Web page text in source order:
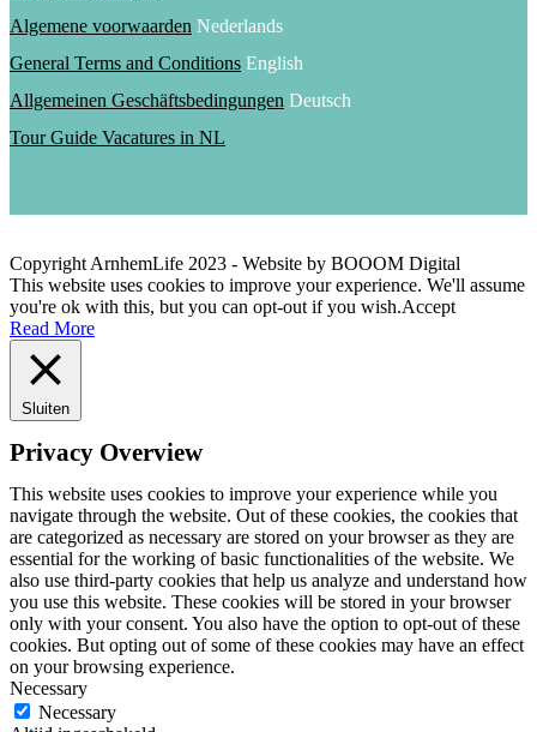
Algemene voorwaarden Nederlands
General Terms and Conditions English
Allgemeinen Geschäftsbedingungen Deutsch
Tour Guide Vacatures in NL
Copyright ArnhemLife 2023 - Website by BOOOM Digital
This website uses cookies to improve your experience. We'll assume
you're ok with this, but you can opt-out if you wish.Accept
Read More
Sluiten
Privacy Overview
This website uses cookies to improve your experience while you
navigate through the website. Out of these cookies, the cookies that
are categorized as necessary are stored on your browser as they are
essential for the working of basic functionalities of the website. We
also use third-party cookies that help us analyze and understand how
you use this website. These cookies will be stored in your browser
only with your consent. You also have the option to opt-out of these
cookies. But opting out of some of these cookies may have an effect
on your browsing experience.
Necessary
Necessary